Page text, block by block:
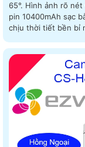
65°. Hình ảnh rõ nét với độ phân giải 4MP tầm nhìn ban đêm 15m
pin 10400mAh sạc
chịu thời tiết bền bỉ